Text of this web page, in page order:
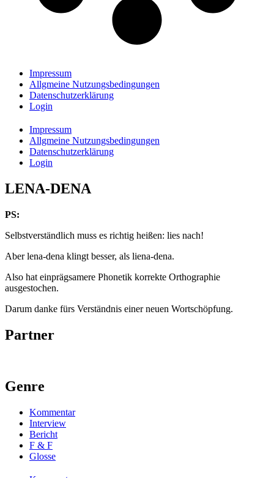
Impressum
Allgmeine Nutzungsbedingungen
Datenschutzerklärung
Login
Impressum
Allgmeine Nutzungsbedingungen
Datenschutzerklärung
Login
LENA-DENA
PS:
Selbstverständlich muss es richtig heißen: lies nach!
Aber lena-dena klingt besser, als liena-dena.
Also hat einprägsamere Phonetik korrekte Orthographie
ausgestochen.
Darum danke fürs Verständnis einer neuen Wortschöpfung.
Partner
Genre
Kommentar
Interview
Bericht
F & F
Glosse